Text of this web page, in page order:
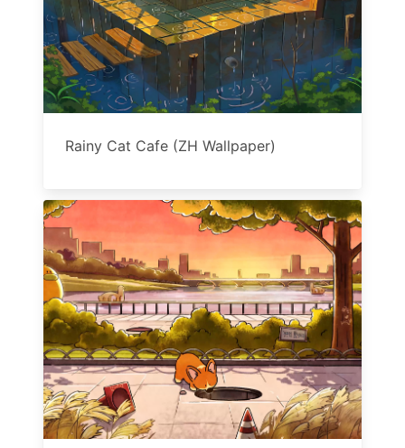
Rainy Cat Cafe (ZH Wallpaper)